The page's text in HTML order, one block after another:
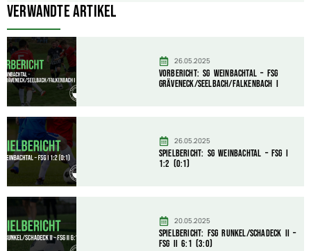
Verwandte Artikel
26.05.2025
Vorbericht: SG Weinbachtal – FSG
Gräveneck/Seelbach/Falkenbach I
26.05.2025
Spielbericht: SG Weinbachtal – FSG I
1:2 (0:1)
20.05.2025
Spielbericht: FSG Runkel/Schadeck II –
FSG II 6:1 (3:0)